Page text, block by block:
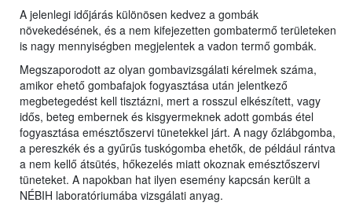
A jelenlegi időjárás különösen kedvez a gombák
növekedésének, és a nem kifejezetten gombatermő területeken
is nagy mennyiségben megjelentek a vadon termő gombák.
Megszaporodott az olyan gombavizsgálati kérelmek száma,
amikor ehető gombafajok fogyasztása után jelentkező
megbetegedést kell tisztázni, mert a rosszul elkészített, vagy
idős, beteg embernek és kisgyermeknek adott gombás étel
fogyasztása emésztőszervi tünetekkel járt. A nagy őzlábgomba,
a pereszkék és a gyűrűs tuskógomba ehetők, de például rántva
a nem kellő átsütés, hőkezelés miatt okoznak emésztőszervi
tüneteket. A napokban hat ilyen esemény kapcsán került a
NÉBIH laboratóriumába vizsgálati anyag.